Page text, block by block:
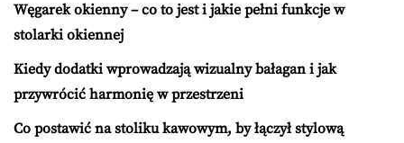
Węgarek okienny – co to jest i jakie pełni funkcje w
stolarki okiennej
Kiedy dodatki wprowadzają wizualny bałagan i jak
przywrócić harmonię w przestrzeni
Co postawić na stoliku kawowym, by łączył stylową